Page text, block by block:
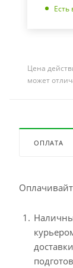
Есть
Цена
может
ОПЛАТА